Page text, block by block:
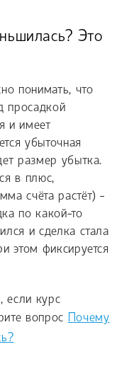
Это
понимать, что
просадкой
и имеет
убыточная
размер убытка.
в плюс,
счёта растёт) -
по какой-то
и сделка стала
этом фиксируется
если курс
вопрос Почему